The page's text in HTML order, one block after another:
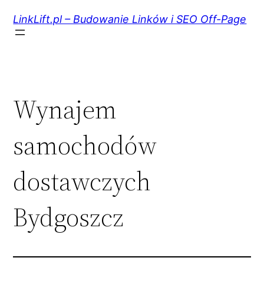
treści
LinkLift.pl – Budowanie Linków i SEO Off-Page
Wynajem
samochodów
dostawczych
Bydgoszcz